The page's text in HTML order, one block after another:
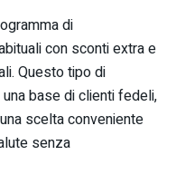
di
con sconti extra e
Questo tipo di
base di clienti fedeli,
una scelta conveniente
senza